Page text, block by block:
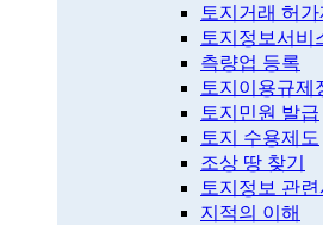
토지거래 허가
토지정보서비
측량업 등록
토지이용규제
토지민원 발급
토지 수용제도
조상 땅 찾기
토지정보 관
지적의 이해